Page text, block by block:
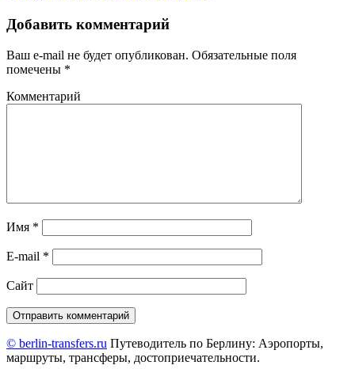
Добавить комментарий
Ваш e-mail не будет опубликован. Обязательные поля
помечены *
Комментарий
Имя *
E-mail *
Сайт
© berlin-transfers.ru Путеводитель по Берлину: Аэропорты,
маршруты, трансферы, достоприечательности.